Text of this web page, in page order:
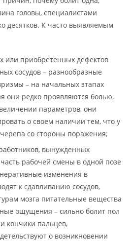
головы, специалистами
десятков. К часто выявляемым
или приобретенных дефектов
сосудов – разнообразные
– на начальных этапах
они редко проявляются болью,
параметров, они
о своем наличии тем, что у
со стороны поражения;
вынужденных
рабочей смены в одной позе
изменения в
к сдавливанию сосудов,
мозга питательные вещества
ощущения – сильно болит пол
кончики пальцев,
о возникновении